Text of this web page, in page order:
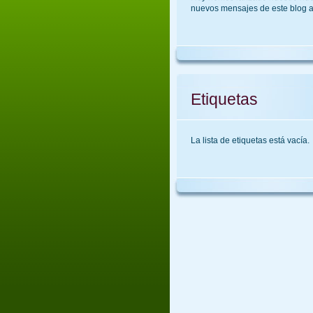
nuevos mensajes de este blog
Etiquetas
La lista de etiquetas está vacía.